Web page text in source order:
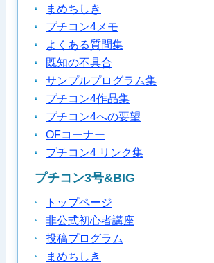
まめちしき
プチコン4メモ
よくある質問集
既知の不具合
サンプルプログラム集
プチコン4作品集
プチコン4への要望
OFコーナー
プチコン4 リンク集
プチコン3号&BIG
トップページ
非公式初心者講座
投稿プログラム
まめちしき